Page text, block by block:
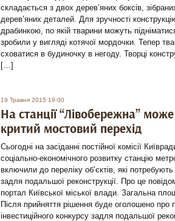
складається з двох дерев’яних боксів,
дерев’яних деталей. Для зручності
драбинкою, по якій тварини можуть
зробили у вигляді котячої мордочки. Тепер
сховатися в будиночку в негоду. Творці
[…]
19 Травня 2015 19:00
На станції “Лівобережна” може
критий мостовий перехід
Сьогодні на засіданні постійної комісії
соціально-економічного розвитку станцію
включили до переліку об’єктів, які
задля подальшої реконструкції. Про це
портал Київської міської влади. Загальна
Після прийняття рішення буде оголошено про
інвестиційного конкурсу задля подальшої